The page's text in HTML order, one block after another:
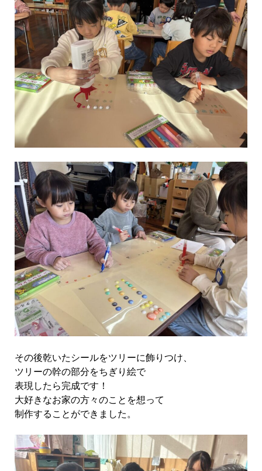
その後乾いたシールをツリーに飾りつけ、
ツリーの幹の部分をちぎり絵で
表現したら完成です！
大好きなお家の方々のことを想って
制作することができました。